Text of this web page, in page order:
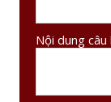
Nội dung